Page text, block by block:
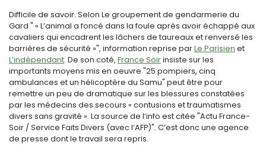
Difficile de savoir. Selon Le groupement de gendarmerie du
Gard " « L’animal a foncé dans la foule après avoir échappé aux
cavaliers qui encadrent les lâchers de taureaux et renversé les
barrières de sécurité »", information reprise parLe Parisien et
L’indépendant. De son coté, France Soirinsiste sur les
importants moyens mis en oeuvre "25 pompiers, cinq
ambulances et un hélicoptère du Samu" peut être pour
remettre un peu de dramatique sur les blessures constatées
par les médecins des secours « contusions et traumatismes
divers sans gravité ». La source de l’info est citée "Actu France-
Soir / Service Faits Divers (avec l’AFP)". C’est donc une agence
de presse dont le travail sera repris.